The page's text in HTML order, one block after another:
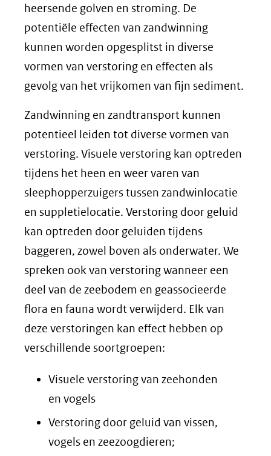
heersende golven en stroming. De
potentiële effecten van zandwinning
kunnen worden opgesplitst in diverse
vormen van verstoring en effecten als
gevolg van het vrijkomen van fijn sediment.
Zandwinning en zandtransport kunnen
potentieel leiden tot diverse vormen van
verstoring. Visuele verstoring kan optreden
tijdens het heen en weer varen van
sleephopperzuigers tussen zandwinlocatie
en suppletielocatie. Verstoring door geluid
kan optreden door geluiden tijdens
baggeren, zowel boven als onderwater. We
spreken ook van verstoring wanneer een
deel van de zeebodem en geassocieerde
flora en fauna wordt verwijderd. Elk van
deze verstoringen kan effect hebben op
verschillende soortgroepen:
Visuele verstoring van zeehonden
en vogels
Verstoring door geluid van vissen,
vogels en zeezoogdieren;